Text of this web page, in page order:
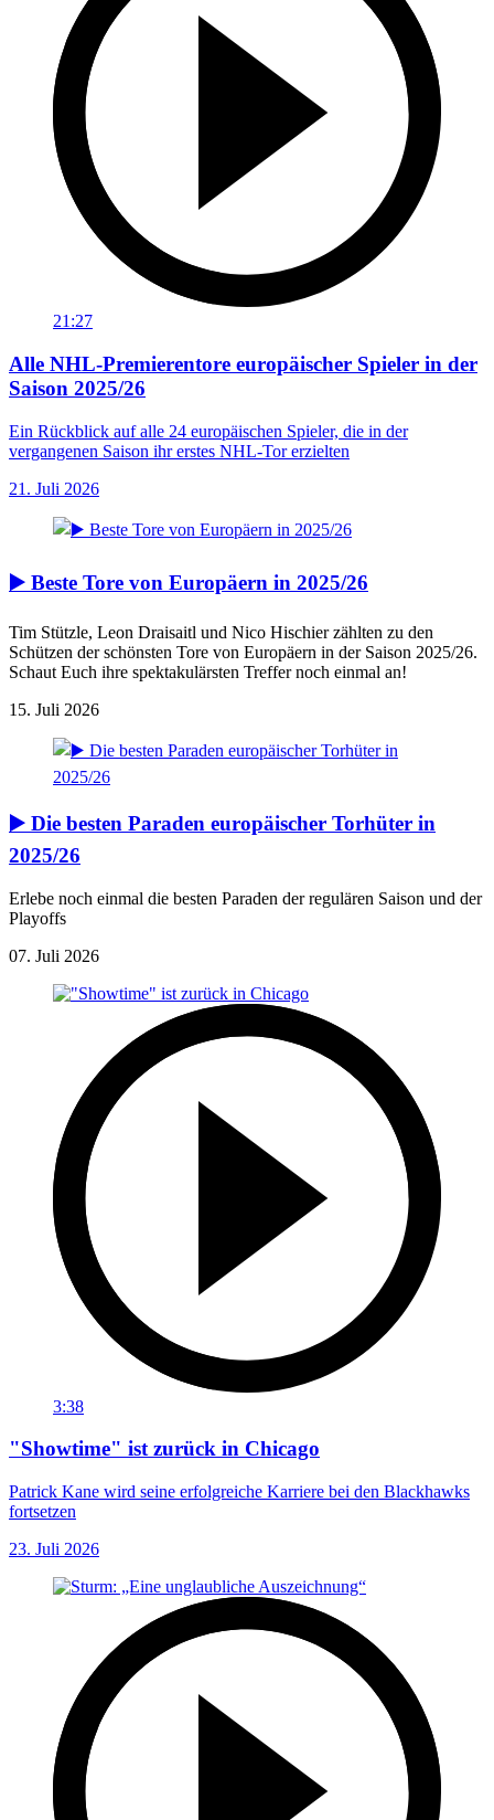
21:27
Alle NHL-Premierentore europäischer Spieler in der
Saison 2025/26
Ein Rückblick auf alle 24 europäischen Spieler, die in der
vergangenen Saison ihr erstes NHL-Tor erzielten
21. Juli 2026
▶️ Beste Tore von Europäern in 2025/26
Tim Stützle, Leon Draisaitl und Nico Hischier zählten zu den
Schützen der schönsten Tore von Europäern in der Saison 2025/26.
Schaut Euch ihre spektakulärsten Treffer noch einmal an!
15. Juli 2026
▶️ Die besten Paraden europäischer Torhüter in
2025/26
Erlebe noch einmal die besten Paraden der regulären Saison und der
Playoffs
07. Juli 2026
3:38
"Showtime" ist zurück in Chicago
Patrick Kane wird seine erfolgreiche Karriere bei den Blackhawks
fortsetzen
23. Juli 2026